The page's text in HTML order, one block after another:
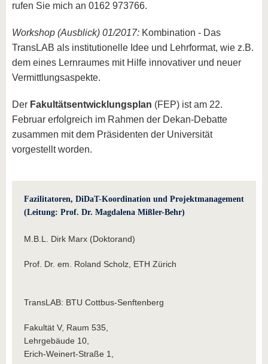
rufen Sie mich an 0162 973766.
Workshop (Ausblick) 01/2017: Kombination - Das
TransLAB als institutionelle Idee und Lehrformat, wie z.B.
dem eines Lernraumes mit Hilfe innovativer und neuer
Vermittlungsaspekte.
Der Fakultätsentwicklungsplan (FEP) ist am 22.
Februar erfolgreich im Rahmen der Dekan-Debatte
zusammen mit dem Präsidenten der Universität
vorgestellt worden.
Fazilitatoren, DiDaT-Koordination und Projektmanagement
(Leitung: Prof. Dr. Magdalena Mißler-Behr)
M.B.L. Dirk Marx (Doktorand)
Prof. Dr. em. Roland Scholz, ETH Zürich
TransLAB: BTU Cottbus-Senftenberg
Fakultät V, Raum 535,
Lehrgebäude 10,
Erich-Weinert-Straße 1,